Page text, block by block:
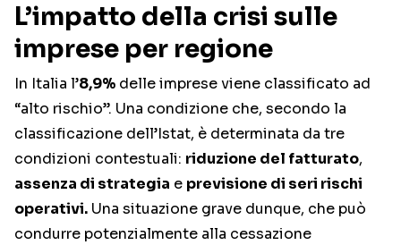
L’impatto della crisi sulle
imprese per regione
In Italia l’8,9% delle imprese viene classificato ad
“alto rischio”. Una condizione che, secondo la
classificazione dell’Istat, è determinata da tre
condizioni contestuali: riduzione del fatturato,
assenza di strategia e previsione di seri rischi
operativi. Una situazione grave dunque, che può
condurre potenzialmente alla cessazione